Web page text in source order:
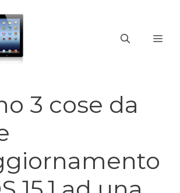
3 cose da